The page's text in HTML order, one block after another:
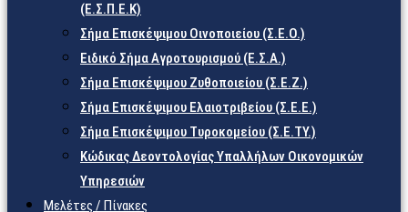
(Ε.Σ.Π.Ε.Κ)
Σήμα Επισκέψιμου Οινοποιείου (Σ.Ε.Ο.)
Ειδικό Σήμα Αγροτουρισμού (Ε.Σ.Α.)
Σήμα Επισκέψιμου Ζυθοποιείου (Σ.Ε.Ζ.)
Σήμα Επισκέψιμου Ελαιοτριβείου (Σ.Ε.Ε.)
Σήμα Επισκέψιμου Τυροκομείου (Σ.Ε.TY.)
Κώδικας Δεοντολογίας Υπαλλήλων Οικονομικών
Υπηρεσιών
Μελέτες / Πίνακες